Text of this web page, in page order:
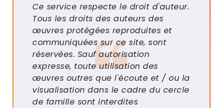
Ce service respecte le droit d'auteur.
Tous les droits des auteurs des
œuvres protégées reproduites et
communiquées sur ce site, sont
réservées. Sauf autorisation
expresse, toute utilisation des
œuvres outres que l'écoute et / ou la
visualisation dans le cadre du cercle
de famille sont interdites